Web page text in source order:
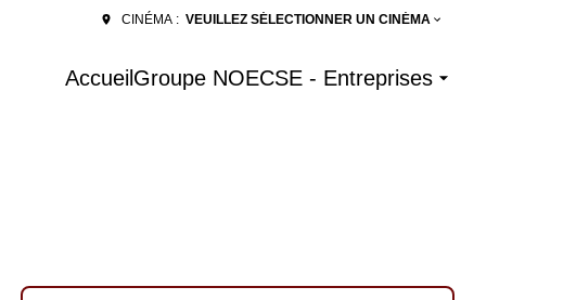
CINÉMA : VEUILLEZ SÉLECTIONNER UN CINÉMA
Accueil Groupe NOECSE - Entreprises